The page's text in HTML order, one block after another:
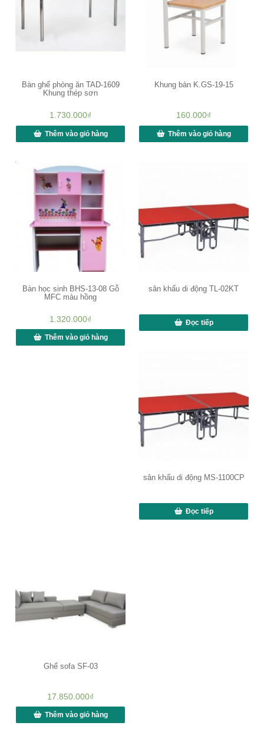
Bàn ghế phòng ăn TAD-1609
Khung thép sơn
1.730.000₫
Thêm vào giỏ hàng
Khung bàn K.GS-19-15
160.000₫
Thêm vào giỏ hàng
Bàn học sinh BHS-13-08 Gỗ
MFC màu hồng
1.320.000₫
Thêm vào giỏ hàng
sân khấu di động TL-02KT
Đọc tiếp
sân khấu di động MS-1100CP
Đọc tiếp
Ghế sofa SF-03
17.850.000₫
Thêm vào giỏ hàng